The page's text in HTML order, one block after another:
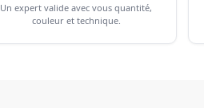
Un expert valide avec vous quantité,
couleur et technique.